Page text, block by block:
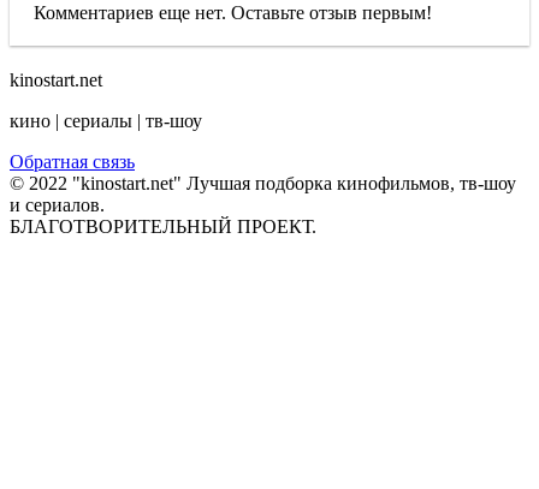
Комментариев еще нет. Оставьте отзыв первым!
kinostart.net
кино | сериалы | тв-шоу
Обратная связь
© 2022 "kinostart.net" Лучшая подборка кинофильмов, тв-шоу
и сериалов.
БЛАГОТВОРИТЕЛЬНЫЙ ПРОЕКТ.